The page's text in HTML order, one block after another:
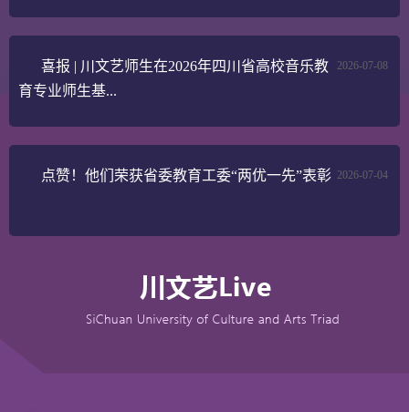
2026-07-08
喜报 | 川文艺师生在2026年四川省高校音乐教
育专业师生基...
2026-07-04
点赞！他们荣获省委教育工委“两优一先”表彰